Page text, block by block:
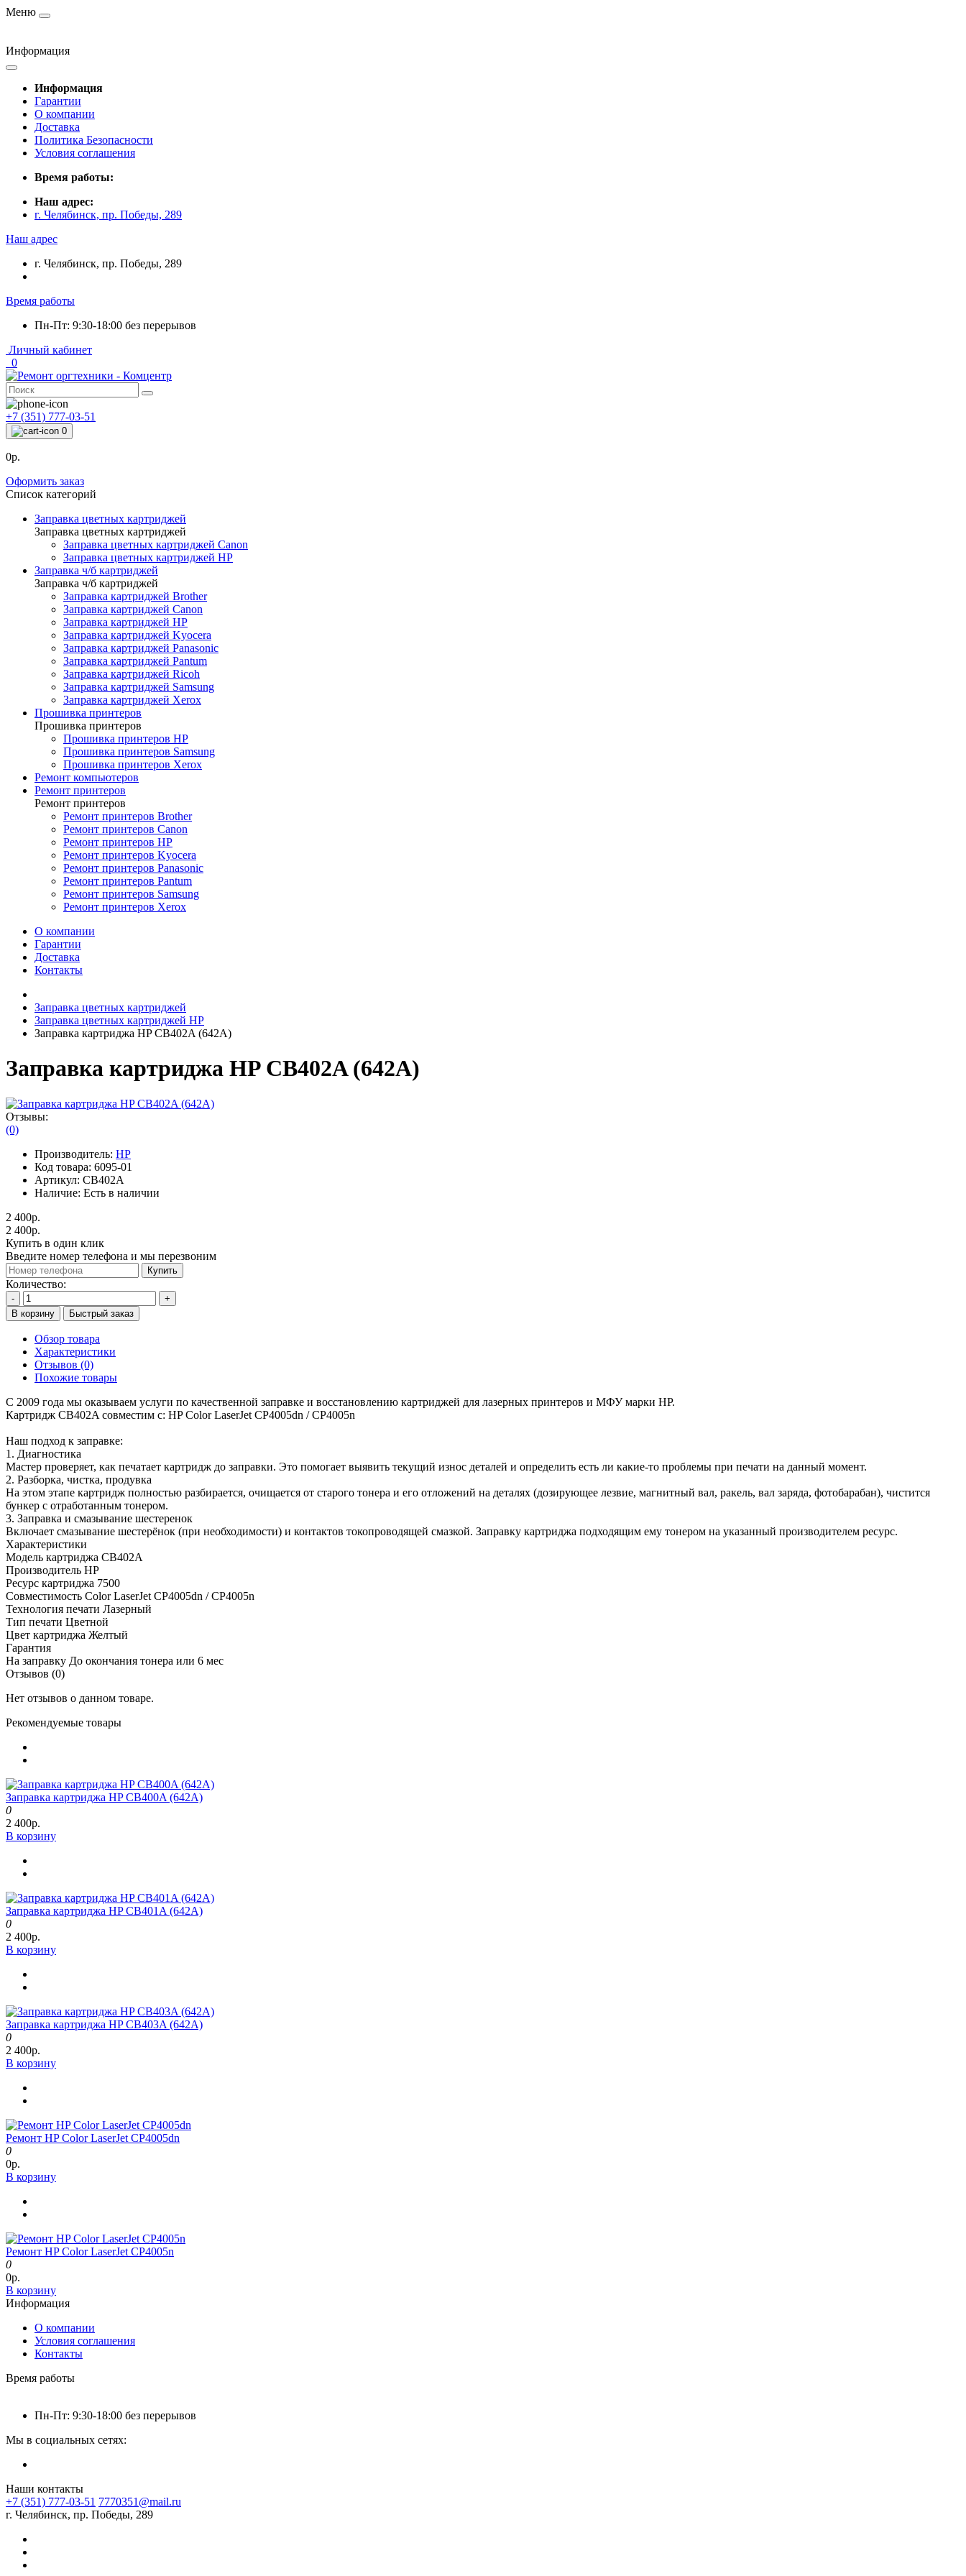
Меню
Информация
Информация
Гарантии
О компании
Доставка
Политика Безопасности
Условия соглашения
Время работы:
Наш адрес:
г. Челябинск, пр. Победы, 289
Наш адрес
г. Челябинск, пр. Победы, 289
Время работы
Пн-Пт: 9:30-18:00 без перерывов
Личный кабинет
0
+7 (351) 777-03-51
0
0р.
Оформить заказ
Список категорий
Заправка цветных картриджей
Заправка цветных картриджей
Заправка цветных картриджей Canon
Заправка цветных картриджей HP
Заправка ч/б картриджей
Заправка ч/б картриджей
Заправка картриджей Brother
Заправка картриджей Canon
Заправка картриджей HP
Заправка картриджей Kyocera
Заправка картриджей Panasonic
Заправка картриджей Pantum
Заправка картриджей Ricoh
Заправка картриджей Samsung
Заправка картриджей Xerox
Прошивка принтеров
Прошивка принтеров
Прошивка принтеров HP
Прошивка принтеров Samsung
Прошивка принтеров Xerox
Ремонт компьютеров
Ремонт принтеров
Ремонт принтеров
Ремонт принтеров Brother
Ремонт принтеров Canon
Ремонт принтеров HP
Ремонт принтеров Kyocera
Ремонт принтеров Panasonic
Ремонт принтеров Pantum
Ремонт принтеров Samsung
Ремонт принтеров Xerox
О компании
Гарантии
Доставка
Контакты
Заправка цветных картриджей
Заправка цветных картриджей HP
Заправка картриджа HP CB402A (642A)
Заправка картриджа HP CB402A (642A)
Отзывы:
(0)
Производитель: HP
Код товара: 6095-01
Артикул: CB402A
Наличие: Есть в наличии
2 400р.
2 400р.
Купить в один клик
Введите номер телефона и мы перезвоним
Купить
Количество:
-
+
В корзину
Быстрый заказ
Обзор товара
Характеристики
Отзывов (0)
Похожие товары
С 2009 года мы оказываем услуги по качественной заправке и восстановлению картриджей для лазерных принтеров и МФУ марки HP.
Картридж CB402A совместим с: HP Color LaserJet CP4005dn / CP4005n
Наш подход к заправке:
1. Диагностика
Мастер проверяет, как печатает картридж до заправки. Это помогает выявить текущий износ деталей и определить есть ли какие-то проблемы при печати на данный момент.
2. Разборка, чистка, продувка
На этом этапе картридж полностью разбирается, очищается от старого тонера и его отложений на деталях (дозирующее лезвие, магнитный вал, ракель, вал заряда, фотобарабан), чистится
бункер с отработанным тонером.
3. Заправка и смазывание шестеренок
Включает смазывание шестерёнок (при необходимости) и контактов токопроводящей смазкой. Заправку картриджа подходящим ему тонером на указанный производителем ресурс.
Характеристики
Модель картриджа CB402A
Производитель HP
Ресурс картриджа 7500
Совместимость Color LaserJet CP4005dn / CP4005n
Технология печати Лазерный
Тип печати Цветной
Цвет картриджа Желтый
Гарантия
На заправку До окончания тонера или 6 мес
Отзывов (0)
Нет отзывов о данном товаре.
Рекомендуемые товары
Заправка картриджа HP CB400A (642A)
0
2 400р.
В корзину
Заправка картриджа HP CB401A (642A)
0
2 400р.
В корзину
Заправка картриджа HP CB403A (642A)
0
2 400р.
В корзину
Ремонт HP Color LaserJet CP4005dn
0
0р.
В корзину
Ремонт HP Color LaserJet CP4005n
0
0р.
В корзину
Информация
О компании
Условия соглашения
Контакты
Время работы
Пн-Пт: 9:30-18:00 без перерывов
Мы в социальных сетях:
Наши контакты
+7 (351) 777-03-51 7770351@mail.ru
г. Челябинск, пр. Победы, 289